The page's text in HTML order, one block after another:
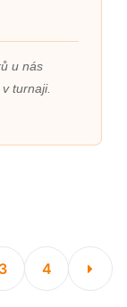
u nás
turnaji.
3 4